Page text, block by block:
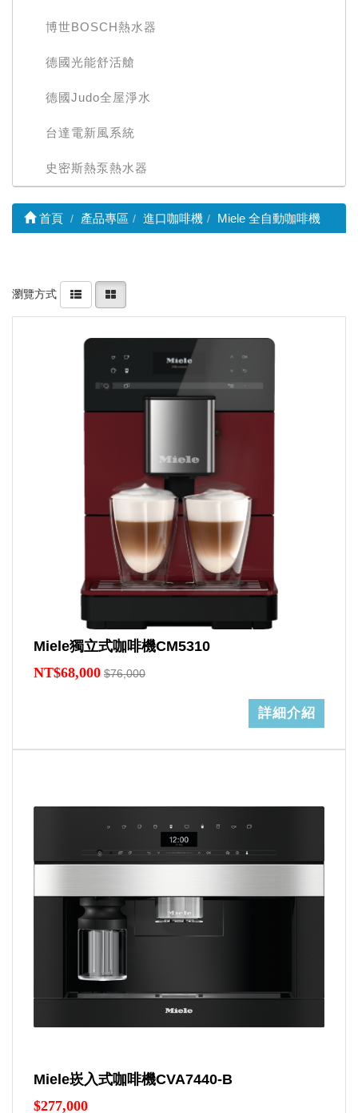
博世BOSCH熱水器
德國光能舒活艙
德國Judo全屋淨水
台達電新風系統
史密斯熱泵熱水器
首頁 產品專區 進口咖啡機 Miele 全自動咖啡機
瀏覽方式
Miele獨立式咖啡機CM5310
NT$68,000 $76,000
詳細介紹
Miele崁入式咖啡機CVA7440-B
$277,000